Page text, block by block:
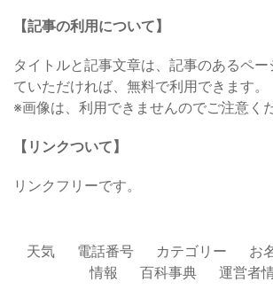
【記事の利用について】
タイトルと記事文章は、記事のあるペ
ていただければ、無料で利用できます。
※画像は、利用できませんのでご注意く
【リンクついて】
リンクフリーです。
天気 電話番号 カテゴリー お
情報
百科事典 運営者